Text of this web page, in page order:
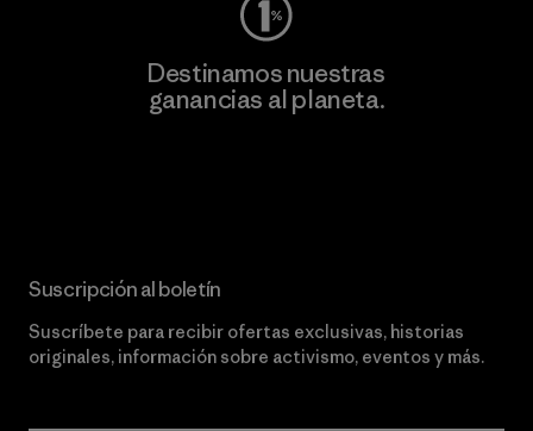
Destinamos nuestras
ganancias al planeta.
Suscripción al boletín
Suscríbete para recibir ofertas exclusivas, historias
originales, información sobre activismo, eventos y más.